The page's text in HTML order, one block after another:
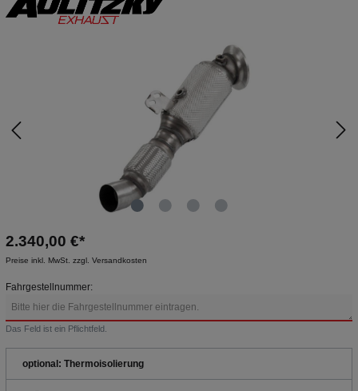
2.340,00 €*
Preise inkl. MwSt. zzgl. Versandkosten
Fahrgestellnummer:
Das Feld ist ein Pflichtfeld.
optional: Thermoisolierung